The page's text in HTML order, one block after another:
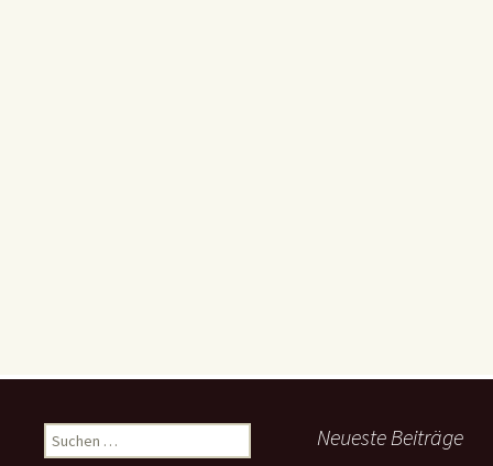
Suchen
nach:
Neueste Beiträge